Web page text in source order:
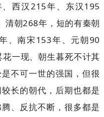
西汉215年、东汉195
清朝268年，短的有秦朝
、南宋153年、元朝90
一现、朝生暮死不计其
不可一世的强国，但很
长的朝代，后期也都是
、反抗不断，很多都是